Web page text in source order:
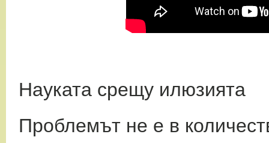
Науката срещу илюзията
Проблемът не е в